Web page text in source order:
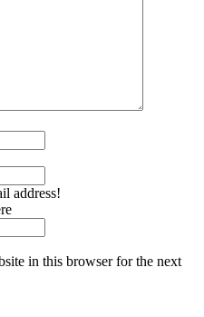
address!
in this browser for the next